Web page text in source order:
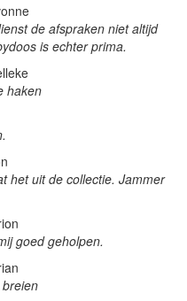
de afspraken niet altijd
is echter prima.
haken
het uit de collectie. Jammer
goed geholpen.